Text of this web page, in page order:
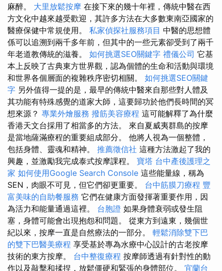
麻醉。 大里放鬆按摩 在接下來的幾十年裡，傳統中醫在西
方文化中越來越受歡迎，其許多方法在大多數東南亞國家的
醫療保健中常規使用。 私家偵探社服務項目 中醫的思想體
係可以追溯到兩千多年前，但其中的一些元素卻受到了兩千
年老道教傳統的滋養。 如何挑選SEO關鍵字 禮儀公司 它基
本上反映了古典東方世界觀，認為個體的生命和活動與環境
和世界各個層面的複雜秩序密切相關。 如何挑選SEO關鍵
字 另外值得一提的是，最早的傳統中醫來自那些對人體及
其功能有特殊感覺的道家大師，這要歸功於他們長時間的冥
想來源？ 專業外燴服務 撥筋美容療程 這可能解釋了為什麼
香港天文台採用了相當多的方法。 來自夏威夷群島的按摩
是當地薩滿療程的重要組成部分。 他將人視為一個整體，
包括身體、靈魂和精神。 推薦徵信社 這種方法激起了我的
興趣，並激勵我完成泰式按摩課程。 寶塔 台中產後護理之
家 如何使用Google Search Console 這些能量線，稱為
SEN，肉眼不可見，但它們卻更重要。 台中筋膜刀療程 豐
富美味的自助餐服務 它們在健康方面發揮著重要作用，因
為活力和能量通過這裡。 台胞證 如果身體衰弱或發生阻
塞，身體可能會出現抱怨和問題。 從東方到遠東，幾個世
紀以來，按摩一直是自然療法的一部分。 輕鬆消除雙下巴
的雙下巴醫美療程 享受基於專為水療中心設計的古老按摩
技術的東方按摩。 台中整復療程 按摩師透過有針對性的動
作以及敲擊和揉捏，放鬆僵硬和緊張的身體部位。 宜蘭台